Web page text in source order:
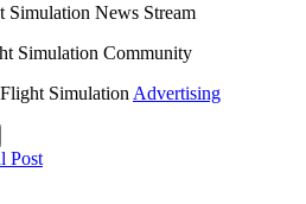
Simulation News Stream
Simulation Community
Simulation Advertising
Post